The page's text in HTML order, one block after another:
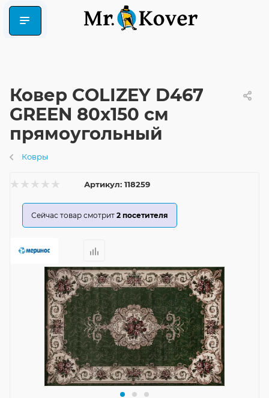
Ковер COLIZEY D467
GREEN 80x150 см
прямоугольный
Ковры
Артикул: 118259
Сейчас товар смотрит 2 посетителя